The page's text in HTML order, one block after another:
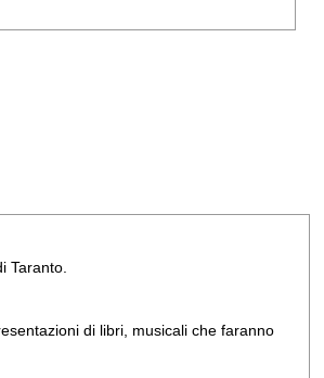
Taranto.
di libri, musicali che faranno